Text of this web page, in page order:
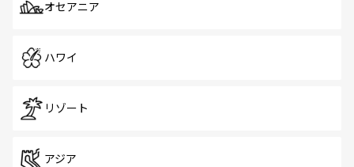
オセアニア
ハワイ
リゾート
アジア